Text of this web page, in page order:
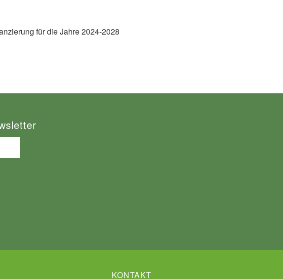
für die Jahre 2024-2028
KONTAKT